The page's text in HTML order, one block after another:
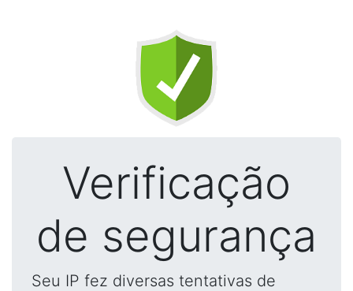
Verificação
de segurança
Seu IP fez diversas tentativas de